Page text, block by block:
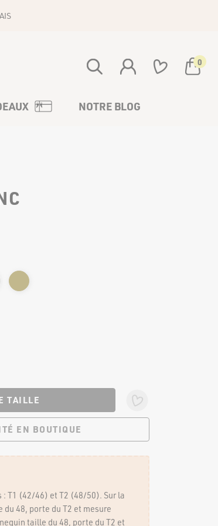
0
Votre panier est vide
NOTRE BLOG
TAILLE
EN BOUTIQUE
T1 (42/46) et T2 (48/50). Sur la
48, porte du T2 et mesure
taille du 48, porte du T2 et